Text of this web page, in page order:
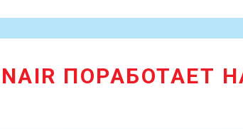
ПОРАБОТАЕТ